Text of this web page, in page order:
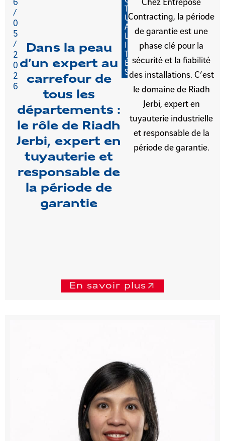
6
/
0
5
/
2
0
2
6
Dans la peau
d’un expert au
carrefour de
tous les
départements :
le rôle de Riadh
Jerbi, expert en
tuyauterie et
responsable de
la période de
garantie
T
U
A
L
T
É
S
Chez Entrepose
Contracting, la période
de garantie est une
phase clé pour la
sécurité et la fiabilité
des installations. C’est
le domaine de Riadh
Jerbi, expert en
tuyauterie industrielle
et responsable de la
période de garantie.
En savoir plus